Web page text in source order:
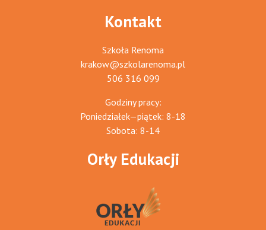
Kontakt
Szkoła Renoma
krakow@szkolarenoma.pl
506 316 099
Godziny pracy:
Poniedziałek—piątek: 8-18
Sobota: 8-14
Orły Edukacji